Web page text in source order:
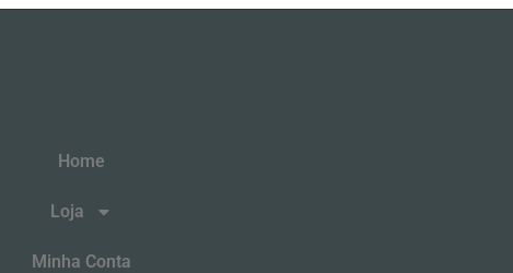
Home
Loja
Minha Conta